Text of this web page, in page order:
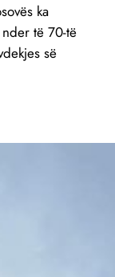
ka
të 70-të
së